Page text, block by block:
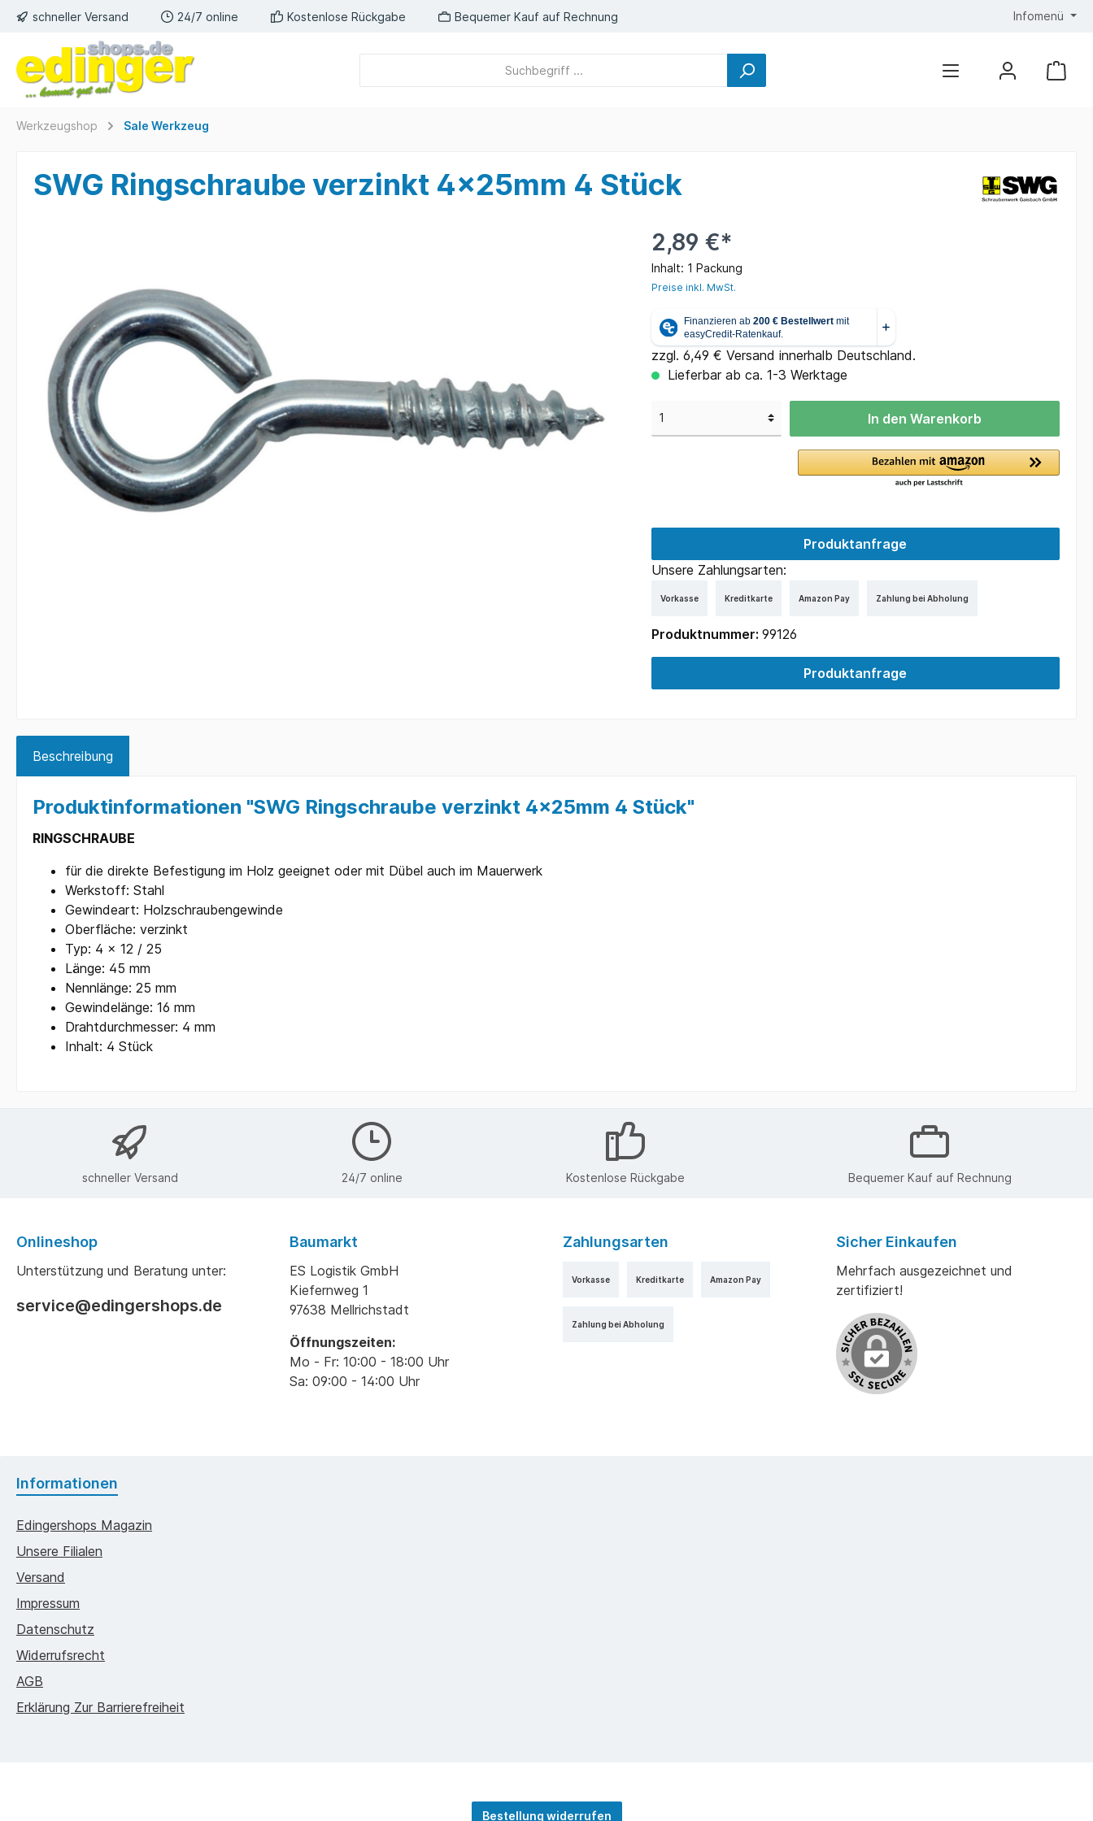
schneller Versand 24/7 online Kostenlose Rückgabe Bequemer Kauf auf Rechnung Infomenü
Werkzeugshop Sale Werkzeug
SWG Ringschraube verzinkt 4x25mm 4 Stück
2,89 €*
Inhalt: 1 Packung
Preise inkl. MwSt.
zzgl. 6,49 € Versand innerhalb Deutschland.
Lieferbar ab ca. 1-3 Werktage
In den Warenkorb
Produktanfrage
Unsere Zahlungsarten:
Vorkasse Kreditkarte Amazon Pay Zahlung bei Abholung
Produktnummer: 99126
Produktanfrage
Beschreibung
Produktinformationen "SWG Ringschraube verzinkt 4x25mm 4 Stück"
RINGSCHRAUBE
für die direkte Befestigung im Holz geeignet oder mit Dübel auch im Mauerwerk
Werkstoff: Stahl
Gewindeart: Holzschraubengewinde
Oberfläche: verzinkt
Typ: 4 x 12 / 25
Länge: 45 mm
Nennlänge: 25 mm
Gewindelänge: 16 mm
Drahtdurchmesser: 4 mm
Inhalt: 4 Stück
schneller Versand 24/7 online Kostenlose Rückgabe Bequemer Kauf auf Rechnung
Onlineshop
Unterstützung und Beratung unter:
service@edingershops.de
Baumarkt
ES Logistik GmbH
Kiefernweg 1
97638 Mellrichstadt
Öffnungszeiten:
Mo - Fr: 10:00 - 18:00 Uhr
Sa: 09:00 - 14:00 Uhr
Zahlungsarten
Vorkasse Kreditkarte Amazon Pay
Zahlung bei Abholung
Sicher Einkaufen
Mehrfach ausgezeichnet und
zertifiziert!
Informationen
Edingershops Magazin
Unsere Filialen
Versand
Impressum
Datenschutz
Widerrufsrecht
AGB
Erklärung Zur Barrierefreiheit
Bestellung widerrufen